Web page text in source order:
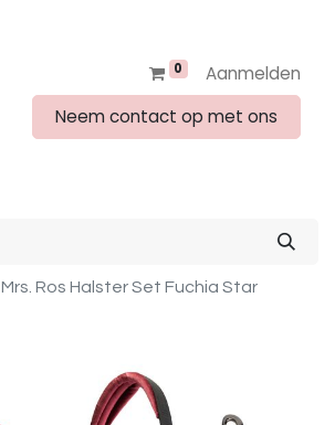
0
Aanmelden
Neem contact op met ons
Mrs. Ros Halster Set Fuchia Star